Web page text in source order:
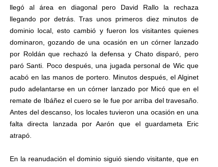
llegó al área en diagonal pero David Rallo la rechaza
llegando por detrás. Tras unos primeros diez minutos de
dominio local, esto cambió y fueron los visitantes quienes
dominaron, gozando de una ocasión en un córner lanzado
por Roldán que rechazó la defensa y Chato disparó, pero
paró Santi. Poco después, una jugada personal de Wic que
acabó en las manos de portero. Minutos después, el Alginet
pudo adelantarse en un córner lanzado por Micó que en el
remate de Ibáñez el cuero se le fue por arriba del travesaño.
Antes del descanso, los locales tuvieron una ocasión en una
falta directa lanzada por Aarón que el guardameta Eric
atrapó.
En la reanudación el dominio siguió siendo visitante, que en